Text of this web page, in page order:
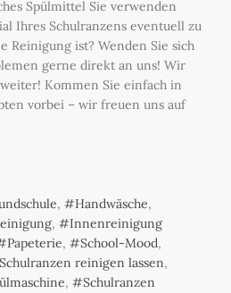
Spülmittel Sie verwenden
Ihres Schulranzens eventuell zu
Reinigung ist? Wenden Sie sich
gerne direkt an uns! Wir
Kommen Sie einfach in
vorbei – wir freuen uns auf
, Handwäsche,
,
Innenreinigung
Papeterie, School-Mood,
Schulranzen reinigen lassen,
,
Schulranzen